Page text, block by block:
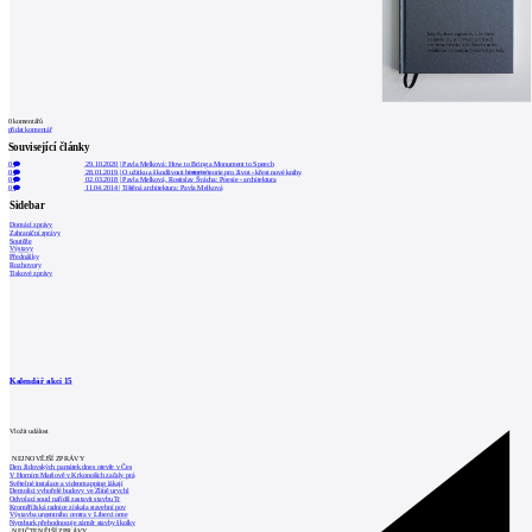
0komentářů
přidat komentář
Související články
0 29.10.2020 |Pavla Melková: How to Bring a Monument to Speech
0 28.01.2019 |O užitku a škodlivosti h̶i̶s̶t̶o̶r̶i̶e̶/teorie pro život - křest nové knihy
0 02.03.2018 |Pavla Melková, Rostislav Švácha: Poesie - architektura
0 11.04.2014| Tištěná architektura: Pavla Melková
Sidebar
Domácí zprávy
Zahraniční zprávy
Soutěže
Výstavy
Přednášky
Rozhovory
Tiskové zprávy
Kalendář akcí 15
Vložit událost
NEJNOVĚJŠÍ ZPRÁVY
Den židovských památek dnes otevře v Čes
V Horním Maršově v Krkonoších začaly prá
Světelné instalace a videomapping lákají
Demolici vyhořelé budovy ve Zlíně urychl
Odvolací soud nařídil zastavit stavbu Tr
Kroměřížská radnice získala stavební pov
Výstavba urgentního centra v Liberci ome
Nymburk přehodnocuje záměr stavby školky